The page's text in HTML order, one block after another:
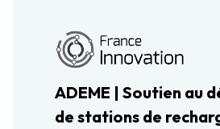
ADEME | Soutien au
de stations de